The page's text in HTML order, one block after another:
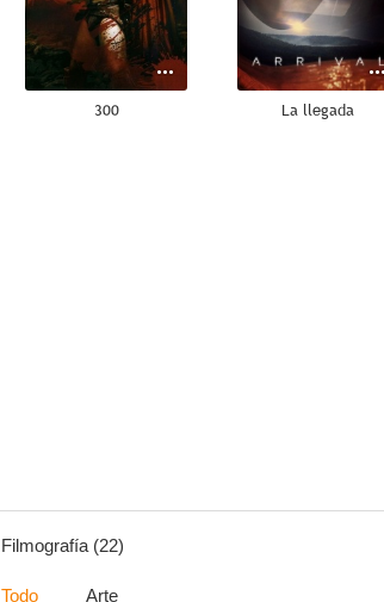
300 La llegada
Filmografía (22)
Todo Arte